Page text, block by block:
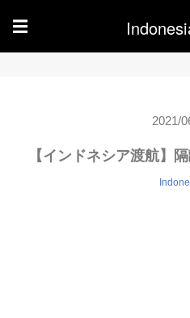
☰
2021/
【インドネシア渡航】